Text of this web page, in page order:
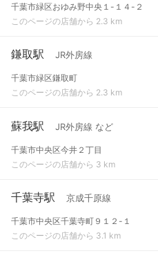
千葉市緑区おゆみ野中央１-１４-２
このページの店舗から 2.3 km
鎌取駅 JR外房線
千葉市緑区鎌取町
このページの店舗から 2.3 km
蘇我駅 JR外房線 など
千葉市中央区今井２丁目
このページの店舗から 3 km
千葉寺駅 京成千原線
千葉市中央区千葉寺町９１２-１
このページの店舗から 3.1 km